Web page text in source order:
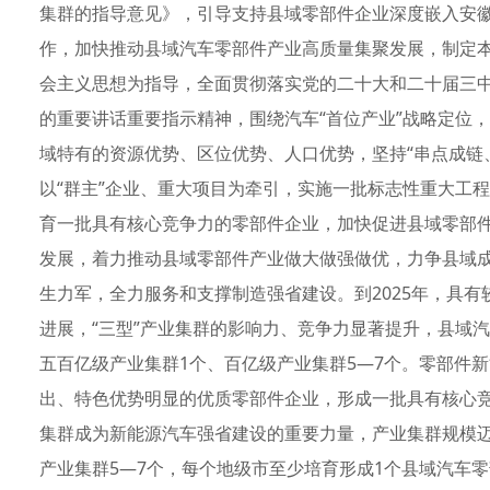
集群的指导意见》，引导支持县域零部件企业深度嵌入
作，加快推动县域汽车零部件产业高质量集聚发展，制
会主义思想为指导，全面贯彻落实党的二十大和二十届
的重要讲话重要指示精神，围绕汽车“首位产业”战略定
域特有的资源优势、区位优势、人口优势，坚持“串点成
以“群主”企业、重大项目为牵引，实施一批标志性重大
育一批具有核心竞争力的零部件企业，加快促进县域零
发展，着力推动县域零部件产业做大做强做优，力争县
生力军，全力服务和支撑制造强省建设。到2025年，具
进展，“三型”产业集群的影响力、竞争力显著提升，县
五百亿级产业集群1个、百亿级产业集群5—7个。零部件
出、特色优势明显的优质零部件企业，形成一批具有核
集群成为新能源汽车强省建设的重要力量，产业集群规
产业集群5—7个，每个地级市至少培育形成1个县域汽车